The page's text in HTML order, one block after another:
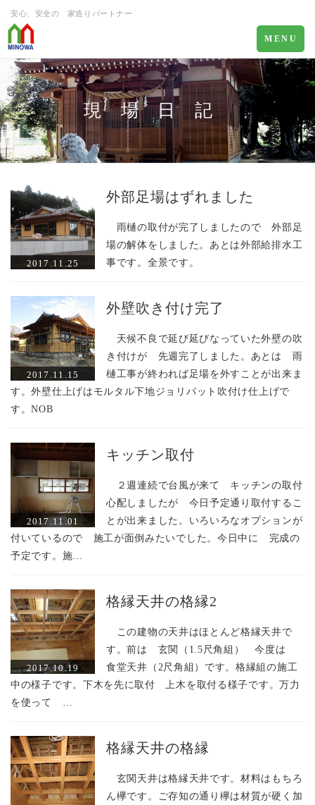
安心、安全の 家造りパートナー
Toggle
navigation
MENU
現 場 日 記
2017.11.25
外部足場はずれました
雨樋の取付が完了しましたので 外部足
場の解体をしました。あとは外部給排水工
事です。全景です。
2017.11.15
外壁吹き付け完了
天候不良で延び延びなっていた外壁の吹
き付けが 先週完了しました。あとは 雨
樋工事が終われば足場を外すことが出来ま
す。外壁仕上げはモルタル下地ジョリパット吹付け仕上げで
す。NOB
2017.11.01
キッチン取付
２週連続で台風が来て キッチンの取付
心配しましたが 今日予定通り取付するこ
とが出来ました。いろいろなオプションが
付いているので 施工が面倒みたいでした。今日中に 完成の
予定です。施…
2017.10.19
格縁天井の格縁2
この建物の天井はほとんど格縁天井で
す。前は 玄関（1.5尺角組） 今度は
食堂天井（2尺角組）です。格縁組の施工
中の様子です。下木を先に取付 上木を取付る様子です。万力
を使って …
格縁天井の格縁
玄関天井は格縁天井です。材料はもちろ
ん欅です。ご存知の通り欅は材質が硬く加